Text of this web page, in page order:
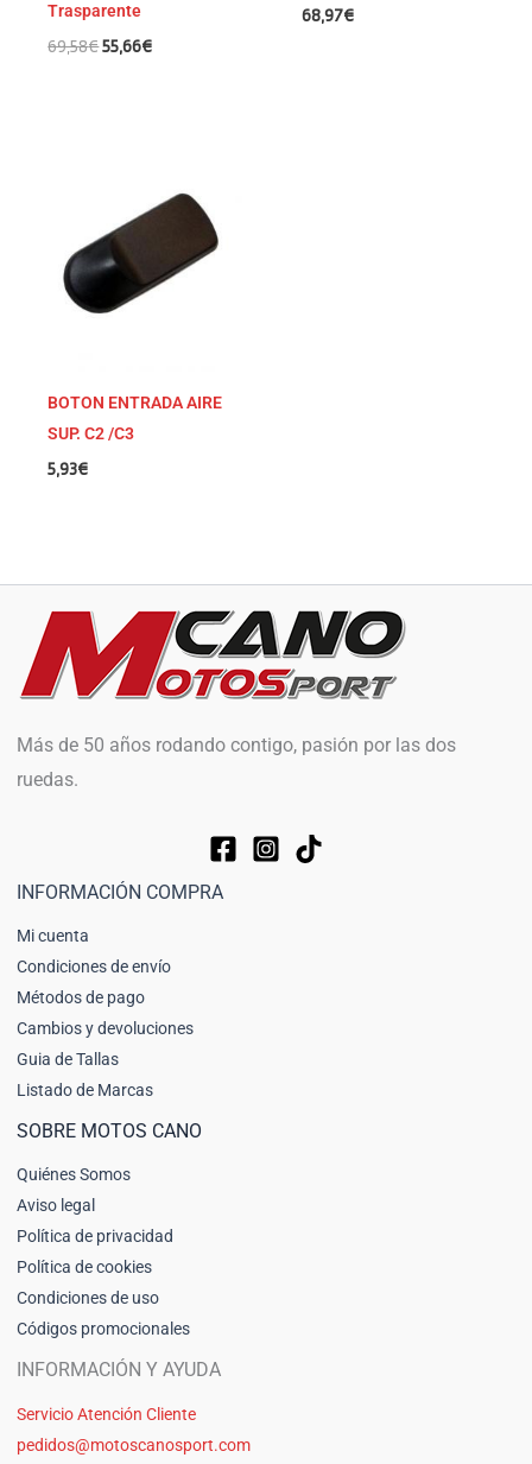
Trasparente
69,58€55,66€
68,97€
BOTON ENTRADA AIRE
SUP. C2 /C3
5,93€
Más de 50 años rodando contigo, pasión por las dos
ruedas.
INFORMACIÓN COMPRA
Mi cuenta
Condiciones de envío
Métodos de pago
Cambios y devoluciones
Guia de Tallas
Listado de Marcas
SOBRE MOTOS CANO
Quiénes Somos
Aviso legal
Política de privacidad
Política de cookies
Condiciones de uso
Códigos promocionales
INFORMACIÓN Y AYUDA
Servicio Atención Cliente
pedidos@motoscanosport.com